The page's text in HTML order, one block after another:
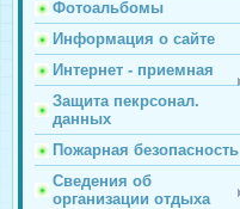
Фотоальбомы
Информация о сайте
Интернет - приемная
Защита пекрсонал.
данных
Пожарная безопасность
Сведения об
организации отдыха